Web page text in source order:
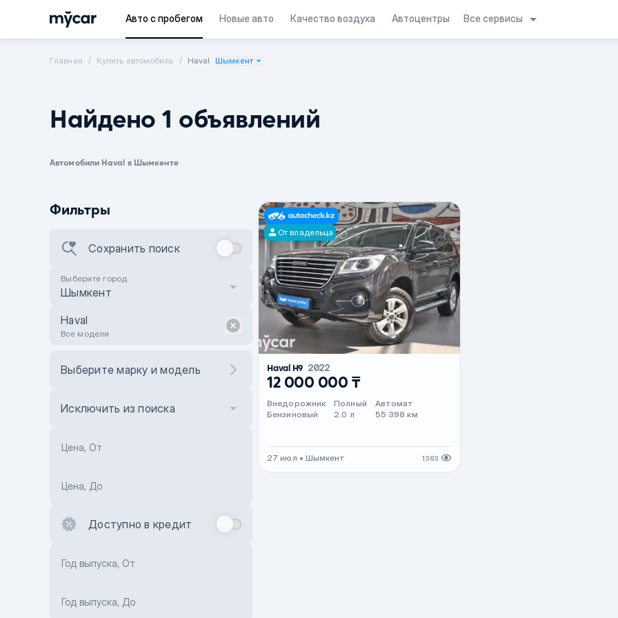
Авто с пробегом Новые авто Качество воздуха Автоцентры Все сервисы
Главная Купить автомобиль Haval Шымкент
Найдено 1 объявлений
Автомобили Haval в Шымкенте
Фильтры
Сохранить поиск
Выберите город
Шымкент
Haval
Все модели
Выберите марку и модель
Исключить из поиска
Цена, От
Цена, До
Доступно в кредит
Год выпуска, От
Год выпуска, До
От владельца
Haval H9 2022
12 000 000 ₸
Внедорожник
Бензиновый
Полный
2.0 л
Автомат
55 398 км
27 июл • Шымкент 1383